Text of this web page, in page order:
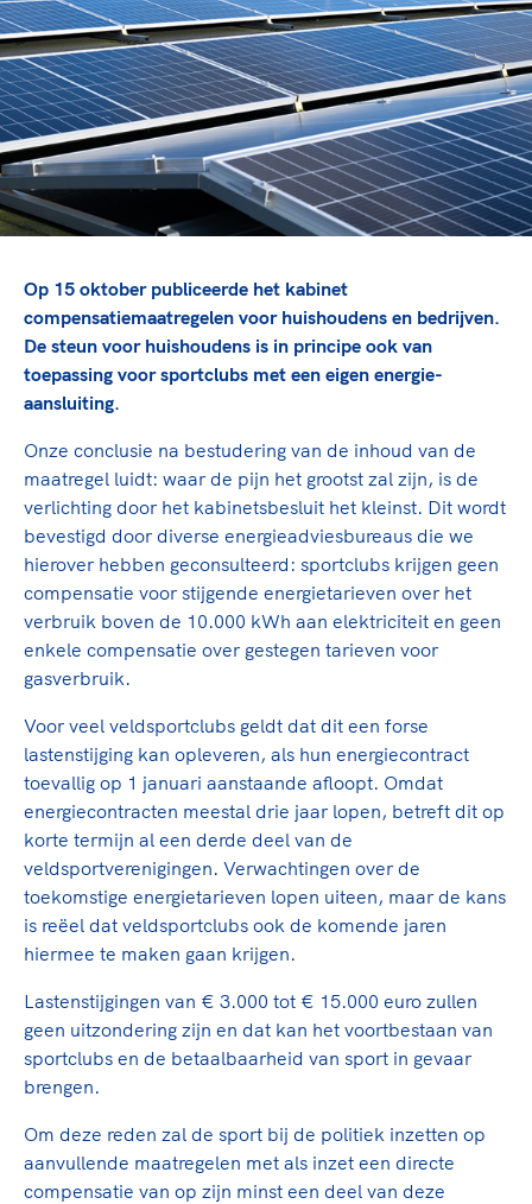
Sportonderzoek
Sportakkoord II
Game Changer
TeamNL kids
Olympische geschiedenis
Nieuwspagina
Columns
Sport gaat niet vanzelf
Sport verenigt. Op sportclubs, pleintjes, tijdens
een rondje fietsen, door samen te skaten of naar
de sportschool te gaan. Door samen te juichen
voor Sifan Hassan, Rico Verhoeven, Diede de
Groot en het Nederlands Elftal. Of met trots te
genieten van de karatewedstrijd van je dochter,
hockeywedstrijd van je buurjongen.
Lees verder
Veilige en integere sport
Diversiteit en inclusie
Gezonde sportomgeving
Duurzaamheid
Bekwaam sportkader
Vitale clubs en bestuurlijk kader
Clubacties
Handboek Wet- en Regelgeving
Opleidingen en trainingen
High5 Stappenplan
Ruimte voor sport
Clubondersteuning
Beroepskrachten
Samen voor een veilige
sportomgeving
Voor welk gedrag staat de club? Wat mag wel
langs de lijn, in de kleedkamer, kantine en online?
En wat mag vooral niet? Een gedragscode geeft
hier richting aan en is dus een belangrijk
onderdeel van het clubbeleid rondom gewenst en
ongewenst gedrag.
Lees verder
TeamNL Academie Kalender
Kennisaanbod TeamNL Experts
TeamNL Sport Science Centre
Olympische Spelen LA28
Europese Spelen Istanbul 2027
Topsportbeleid
Topsportfinanciering
Top teamsportcompetities
De TeamNL Academie
De TeamNL Academie biedt een leer- en
ontwikkelprogramma voor de volgende functies
binnen TeamNL programma's: experts, coaches,
bestuurders, (technisch) directeuren, managers en
toekomstig kader.
Lees verder
Op 15 oktober publiceerde het kabinet
compensatiemaatregelen voor huishoudens en bedrijven.
De steun voor huishoudens is in principe ook van
toepassing voor sportclubs met een eigen energie-
aansluiting.
Onze conclusie na bestudering van de inhoud van de
maatregel luidt: waar de pijn het grootst zal zijn, is de
verlichting door het kabinetsbesluit het kleinst. Dit wordt
bevestigd door diverse energieadviesbureaus die we
hierover hebben geconsulteerd: sportclubs krijgen geen
compensatie voor stijgende energietarieven over het
verbruik boven de 10.000 kWh aan elektriciteit en geen
enkele compensatie over gestegen tarieven voor
gasverbruik.
Voor veel veldsportclubs geldt dat dit een forse
lastenstijging kan opleveren, als hun energiecontract
toevallig op 1 januari aanstaande afloopt. Omdat
energiecontracten meestal drie jaar lopen, betreft dit op
korte termijn al een derde deel van de
veldsportverenigingen. Verwachtingen over de
toekomstige energietarieven lopen uiteen, maar de kans
is reëel dat veldsportclubs ook de komende jaren
hiermee te maken gaan krijgen.
Lastenstijgingen van € 3.000 tot € 15.000 euro zullen
geen uitzondering zijn en dat kan het voortbestaan van
sportclubs en de betaalbaarheid van sport in gevaar
brengen.
Om deze reden zal de sport bij de politiek inzetten op
aanvullende maatregelen met als inzet een directe
compensatie van op zijn minst een deel van deze